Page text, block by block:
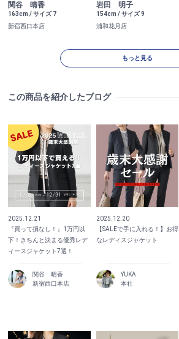
関谷 晴香
163cm / サイズ 7
新宿西口本店
岩田 明子
154cm / サイズ 9
浦和花月店
もっと見る
この商品を紹介したブログ
2025.12.21
『買って損なし！』1万円以
下！きちんと決まる優秀レデ
ィースジャケット7選！
関谷 晴香
新宿西口本店
2025.12.20
【SALEで手に入れる！】お得
なレディスジャケット
YUKA
本社